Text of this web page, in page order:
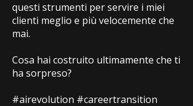
questi strumenti per servire i miei
clienti meglio e più velocemente che
mai.
Cosa hai costruito ultimamente che ti
ha sorpreso?
#airevolution #careertransition